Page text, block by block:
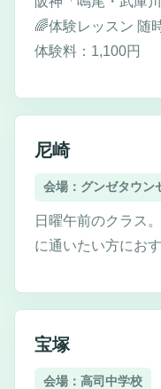
🌈体験レッスン 随
体験料：1,100円
尼崎
会場：グンゼタウン
日曜午前のクラス
に通いたい方におす
宝塚
会場：高司中学校